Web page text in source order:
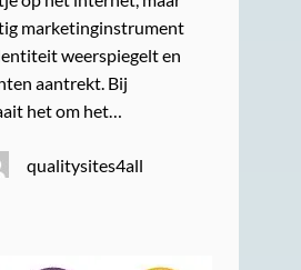
marketinginstrument
weerspiegelt en
aantrekt. Bij
het om het…
qualitysites4all